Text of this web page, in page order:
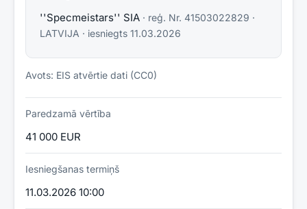
''Specmeistars'' SIA · reģ. Nr. 41503022829 ·
LATVIJA · iesniegts 11.03.2026
Avots: EIS atvērtie dati (CC0)
Paredzamā vērtība
41 000 EUR
Iesniegšanas termiņš
11.03.2026 10:00